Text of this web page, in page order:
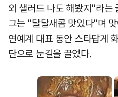
외 샐러드 나도 해봤지"라는
그는 "달달새콤 맛있다"며
연예계 대표 동안 스타답게
단으로 눈길을 끌었다.